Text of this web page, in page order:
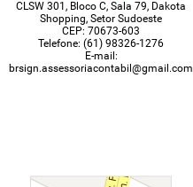
CLSW 301, Bloco C, Sala 79, Dakota
Shopping, Setor Sudoeste
CEP: 70673-603
Telefone: (61) 98326-1276
E-mail:
brsign.assessoriacontabil@gmail.com